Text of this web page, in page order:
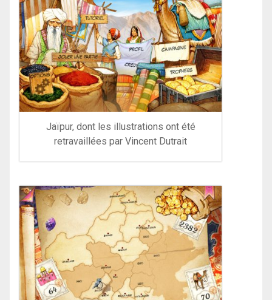
Jaïpur, dont les illustrations ont été
retravaillées par Vincent Dutrait